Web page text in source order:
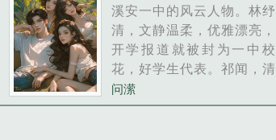
溪安一中的风云人物。林纾
清，文静温柔，优雅漂亮，
开学报道就被封为一中校
花，好学生代表。祁闻，清
傲冷淡，散漫无度，有传曾
是蝉联奥赛冠军的绩优生，
问潆